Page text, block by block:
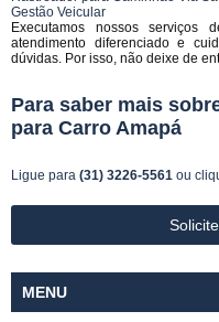
Gestão Veicular
Executamos nossos
atendimento diferenciado e
dúvidas. Por isso, não deixe de
Para saber mais
para Carro Amapá
Ligue para (31) 3226-5561 ou
MENU